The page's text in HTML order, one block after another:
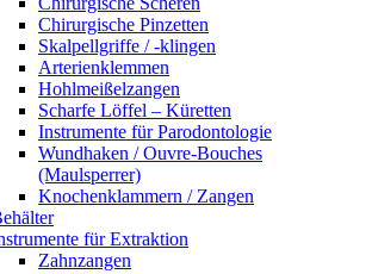
Chirurgische Pinzetten
Skalpellgriffe / -klingen
Arterienklemmen
Hohlmeißelzangen
Scharfe Löffel – Küretten
Instrumente für Parodontologie
Wundhaken / Ouvre-Bouches
(Maulsperrer)
Knochenklammern / Zangen
für Extraktion
Zahnzangen